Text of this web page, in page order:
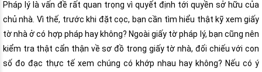
Pháp lý là vấn đề rất quan trọng vì quyết định tới quyền sở hữu của
chủ nhà. Vì thế, trước khi đặt cọc, bạn cần tìm hiểu thật kỹ xem giấy
tờ nhà ở có hợp pháp hay không? Ngoài giấy tờ pháp lý, bạn cũng nên
kiểm tra thật cẩn thận về sơ đồ trong giấy tờ nhà, đối chiếu với con
số đo đạc thực tế xem chúng có khớp nhau hay không? Nếu có ý